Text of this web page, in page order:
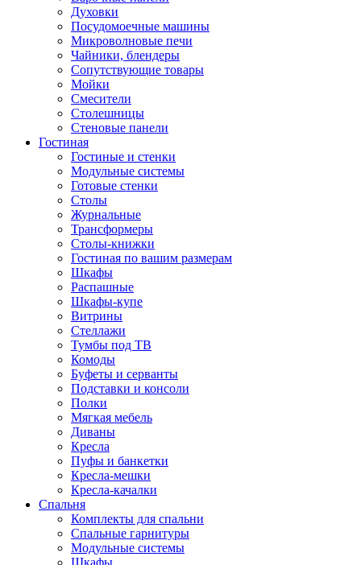
Духовки
Посудомоечные машины
Микроволновые печи
Чайники, блендеры
Сопутствующие товары
Мойки
Смесители
Столешницы
Стеновые панели
Гостиная
Гостиные и стенки
Модульные системы
Готовые стенки
Столы
Журнальные
Трансформеры
Столы-книжки
Гостиная по вашим размерам
Шкафы
Распашные
Шкафы-купе
Витрины
Стеллажи
Тумбы под ТВ
Комоды
Буфеты и серванты
Подставки и консоли
Полки
Мягкая мебель
Диваны
Кресла
Пуфы и банкетки
Кресла-мешки
Кресла-качалки
Спальня
Комплекты для спальни
Спальные гарнитуры
Модульные системы